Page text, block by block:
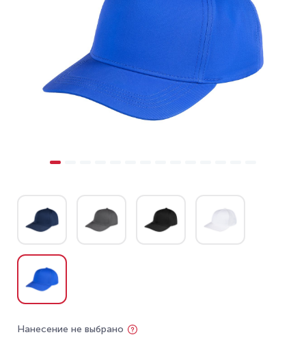
Нанесение не выбрано